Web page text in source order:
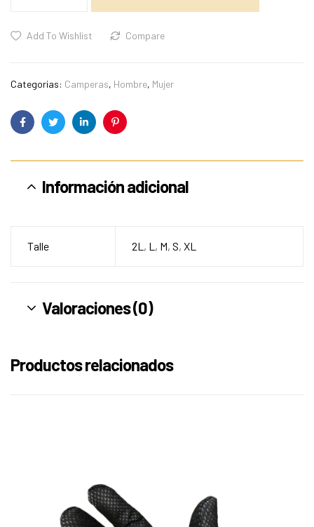
Add To Wishlist Compare
Categorias: Camperas, Hombre, Mujer
FacebookTwitterLinkedinPinterest
Información adicional
Talle 2L , L , M, S, XL
Valoraciones (0)
Productos relacionados